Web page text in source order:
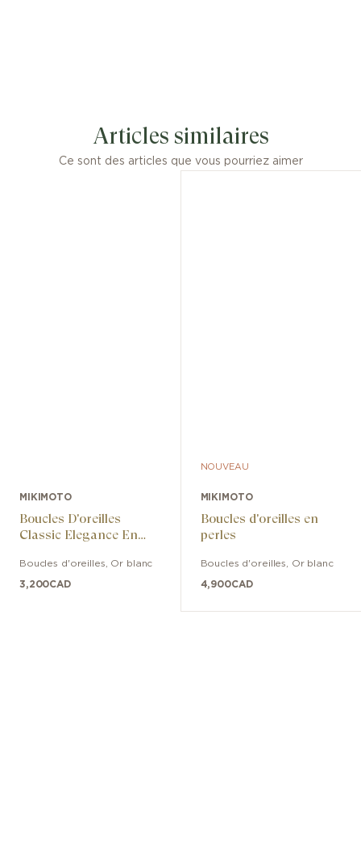
Articles similaires
Ce sont des articles que vous pourriez aimer
MIKIMOTO
Boucles D'oreilles
Classic Elegance En
Avec Diamants
Boucles d'oreilles Or blanc
3,200CAD
NOUVEAU
MIKIMOTO
Boucles d'oreilles en
perles
Boucles d'oreilles Or blanc
4,900CAD